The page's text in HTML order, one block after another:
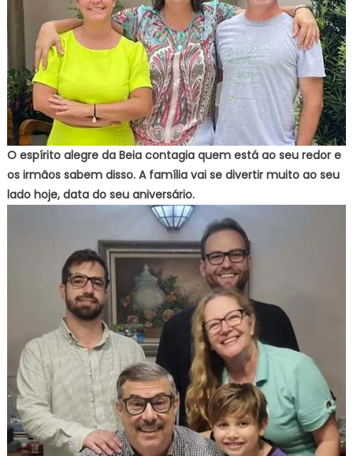
O espírito alegre da Beia contagia quem está ao seu redor e
os irmãos sabem disso. A família vai se divertir muito ao seu
lado hoje, data do seu aniversário.